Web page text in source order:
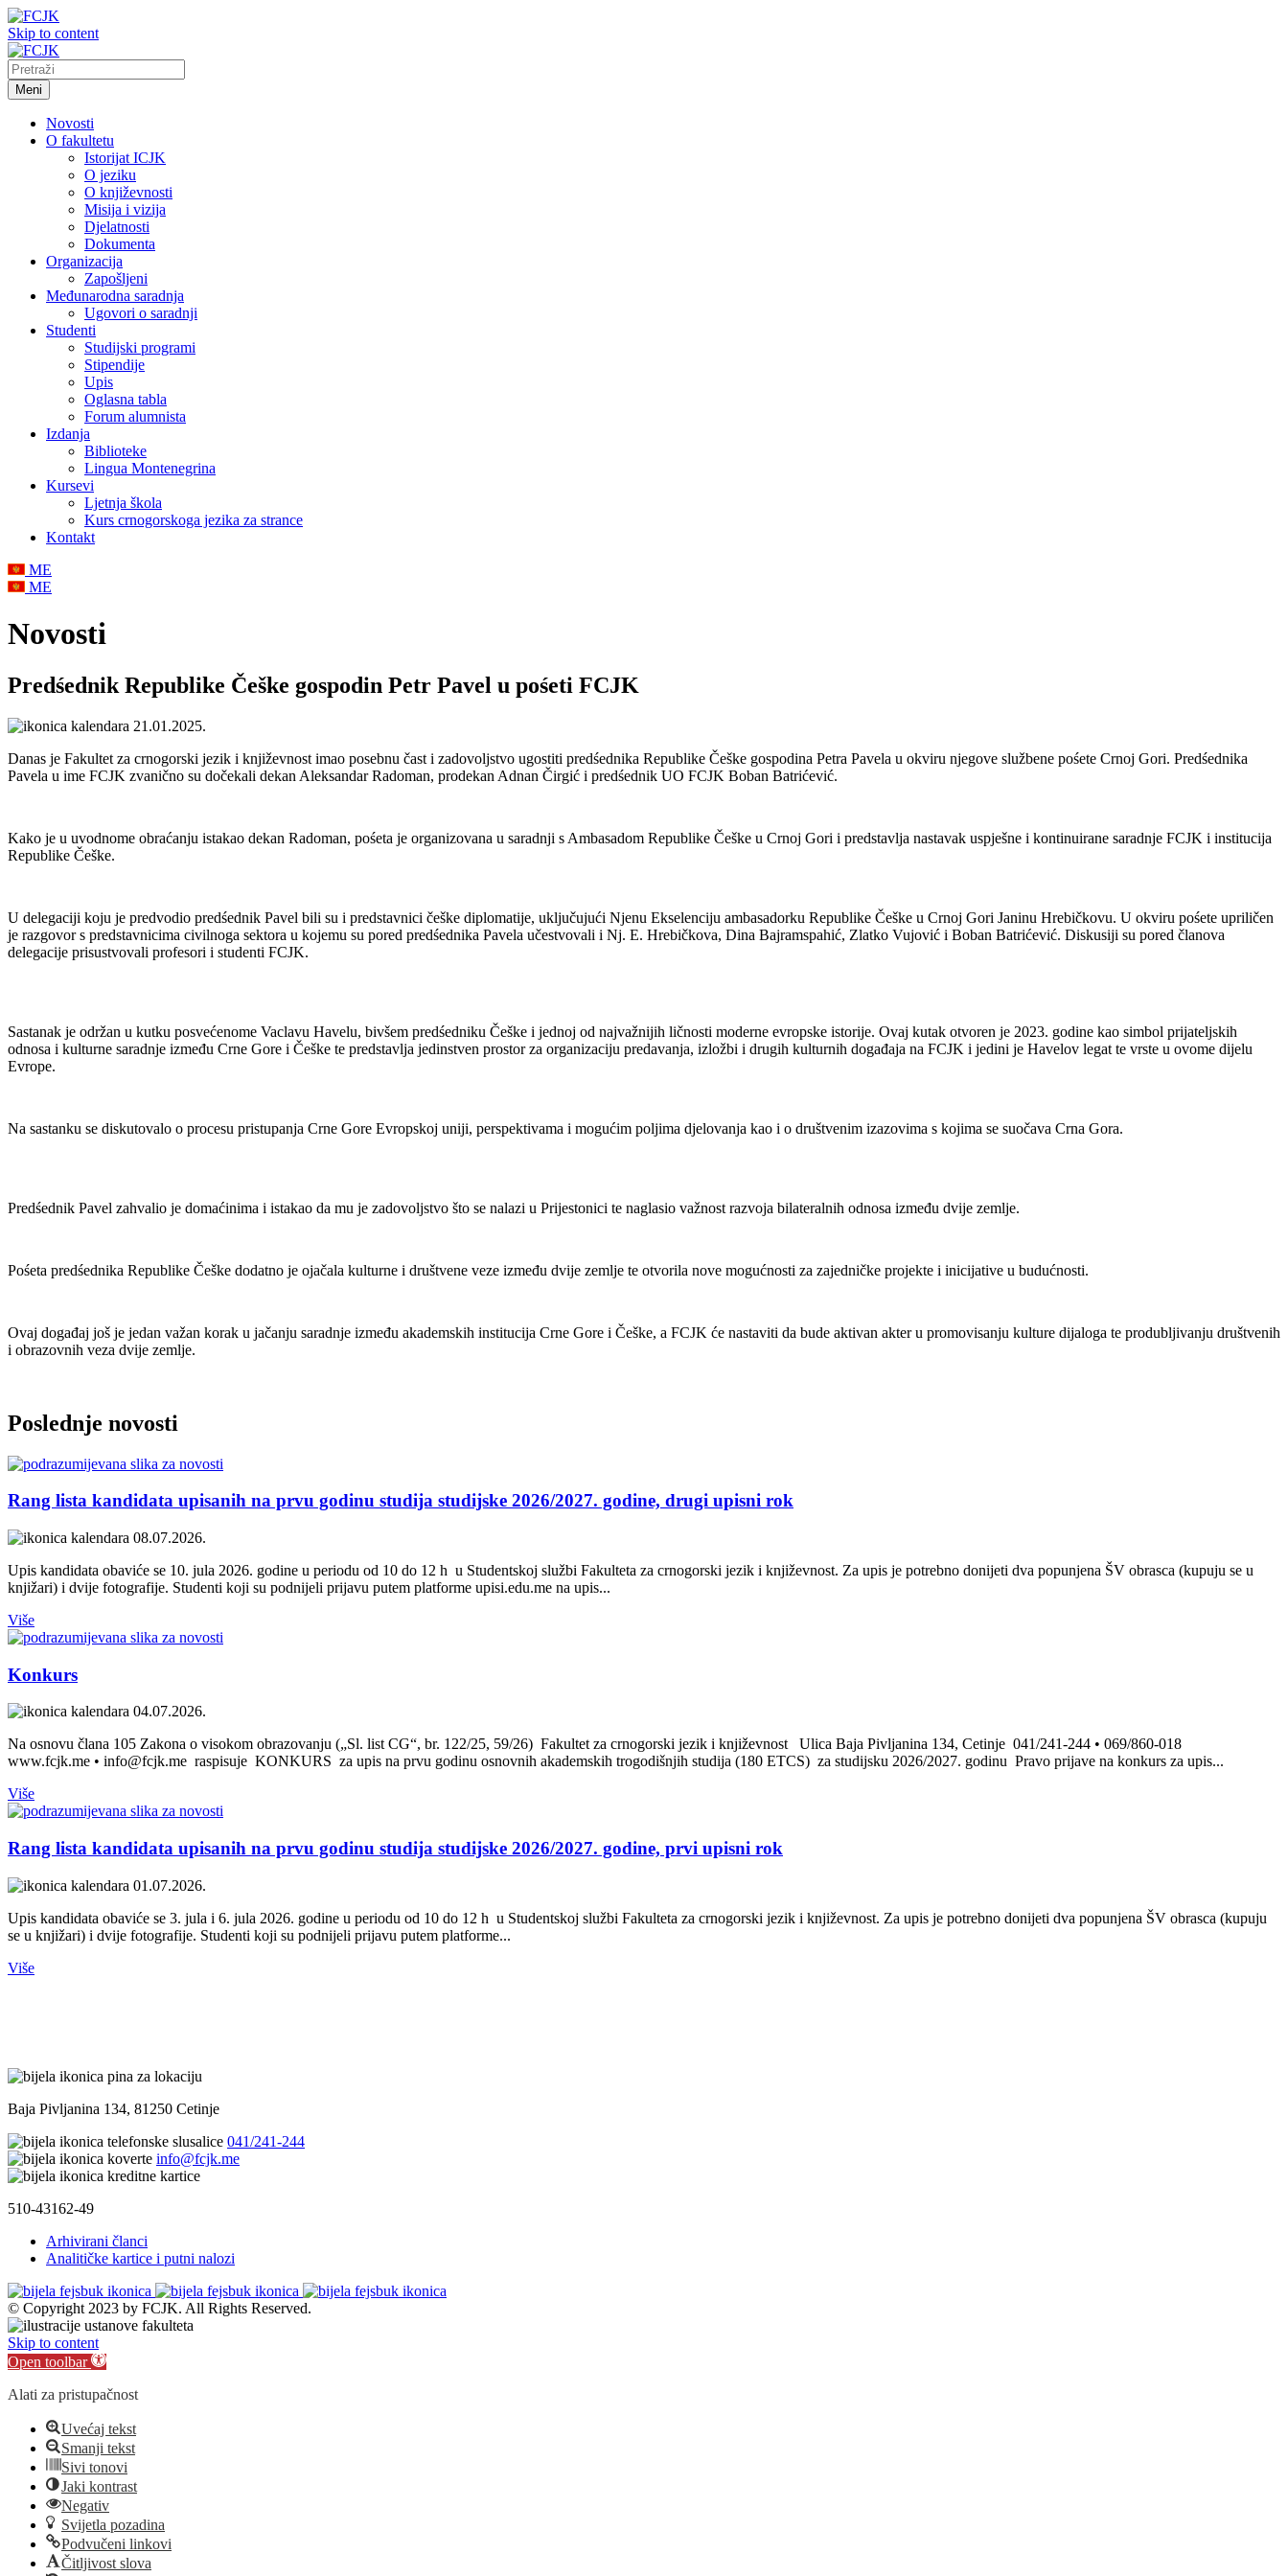
Skip to content
Meni
Novosti
O fakultetu
Istorijat ICJK
O jeziku
O književnosti
Misija i vizija
Djelatnosti
Dokumenta
Organizacija
Zapošljeni
Međunarodna saradnja
Ugovori o saradnji
Studenti
Studijski programi
Stipendije
Upis
Oglasna tabla
Forum alumnista
Izdanja
Biblioteke
Lingua Montenegrina
Kursevi
Ljetnja škola
Kurs crnogorskoga jezika za strance
Kontakt
ME
ME
Novosti
Predśednik Republike Češke gospodin Petr Pavel u pośeti FCJK
21.01.2025.
Danas je Fakultet za crnogorski jezik i književnost imao posebnu čast i zadovoljstvo ugostiti predśednika Republike Češke gospodina Petra Pavela u okviru njegove službene pośete Crnoj Gori. Predśednika
Pavela u ime FCJK zvanično su dočekali dekan Aleksandar Radoman, prodekan Adnan Čirgić i predśednik UO FCJK Boban Batrićević.
Kako je u uvodnome obraćanju istakao dekan Radoman, pośeta je organizovana u saradnji s Ambasadom Republike Češke u Crnoj Gori i predstavlja nastavak uspješne i kontinuirane saradnje FCJK i institucija
Republike Češke.
U delegaciji koju je predvodio predśednik Pavel bili su i predstavnici češke diplomatije, uključujući Njenu Ekselenciju ambasadorku Republike Češke u Crnoj Gori Janinu Hrebičkovu. U okviru pośete upriličen
je razgovor s predstavnicima civilnoga sektora u kojemu su pored predśednika Pavela učestvovali i Nj. E. Hrebičkova, Dina Bajramspahić, Zlatko Vujović i Boban Batrićević. Diskusiji su pored članova
delegacije prisustvovali profesori i studenti FCJK.
Sastanak je održan u kutku posvećenome Vaclavu Havelu, bivšem predśedniku Češke i jednoj od najvažnijih ličnosti moderne evropske istorije. Ovaj kutak otvoren je 2023. godine kao simbol prijateljskih
odnosa i kulturne saradnje između Crne Gore i Češke te predstavlja jedinstven prostor za organizaciju predavanja, izložbi i drugih kulturnih događaja na FCJK i jedini je Havelov legat te vrste u ovome dijelu
Evrope.
Na sastanku se diskutovalo o procesu pristupanja Crne Gore Evropskoj uniji, perspektivama i mogućim poljima djelovanja kao i o društvenim izazovima s kojima se suočava Crna Gora.
Predśednik Pavel zahvalio je domaćinima i istakao da mu je zadovoljstvo što se nalazi u Prijestonici te naglasio važnost razvoja bilateralnih odnosa između dvije zemlje.
Pośeta predśednika Republike Češke dodatno je ojačala kulturne i društvene veze između dvije zemlje te otvorila nove mogućnosti za zajedničke projekte i inicijative u budućnosti.
Ovaj događaj još je jedan važan korak u jačanju saradnje između akademskih institucija Crne Gore i Češke, a FCJK će nastaviti da bude aktivan akter u promovisanju kulture dijaloga te produbljivanju društvenih
i obrazovnih veza dvije zemlje.
Poslednje novosti
Rang lista kandidata upisanih na prvu godinu studija studijske 2026/2027. godine, drugi upisni rok
08.07.2026.
Upis kandidata obaviće se 10. jula 2026. godine u periodu od 10 do 12 h u Studentskoj službi Fakulteta za crnogorski jezik i književnost. Za upis je potrebno donijeti dva popunjena ŠV obrasca (kupuju se u
knjižari) i dvije fotografije. Studenti koji su podnijeli prijavu putem platforme upisi.edu.me na upis...
Više
Konkurs
04.07.2026.
Na osnovu člana 105 Zakona o visokom obrazovanju („Sl. list CG“, br. 122/25, 59/26) Fakultet za crnogorski jezik i književnost Ulica Baja Pivljanina 134, Cetinje 041/241-244 • 069/860-018
www.fcjk.me • info@fcjk.me raspisuje KONKURS za upis na prvu godinu osnovnih akademskih trogodišnjih studija (180 ETCS) za studijsku 2026/2027. godinu Pravo prijave na konkurs za upis...
Više
Rang lista kandidata upisanih na prvu godinu studija studijske 2026/2027. godine, prvi upisni rok
01.07.2026.
Upis kandidata obaviće se 3. jula i 6. jula 2026. godine u periodu od 10 do 12 h u Studentskoj službi Fakulteta za crnogorski jezik i književnost. Za upis je potrebno donijeti dva popunjena ŠV obrasca (kupuju
se u knjižari) i dvije fotografije. Studenti koji su podnijeli prijavu putem platforme...
Više
Baja Pivljanina 134, 81250 Cetinje
041/241-244
info@fcjk.me
510-43162-49
Arhivirani članci
Analitičke kartice i putni nalozi
© Copyright 2023 by FCJK. All Rights Reserved.
Skip to content
Open toolbar
Alati za pristupačnost
Uvećaj tekst
Smanji tekst
Sivi tonovi
Jaki kontrast
Negativ
Svijetla pozadina
Podvučeni linkovi
Čitljivost slova